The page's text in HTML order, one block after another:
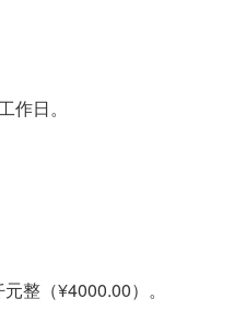
作日。
整（¥4000.00）。